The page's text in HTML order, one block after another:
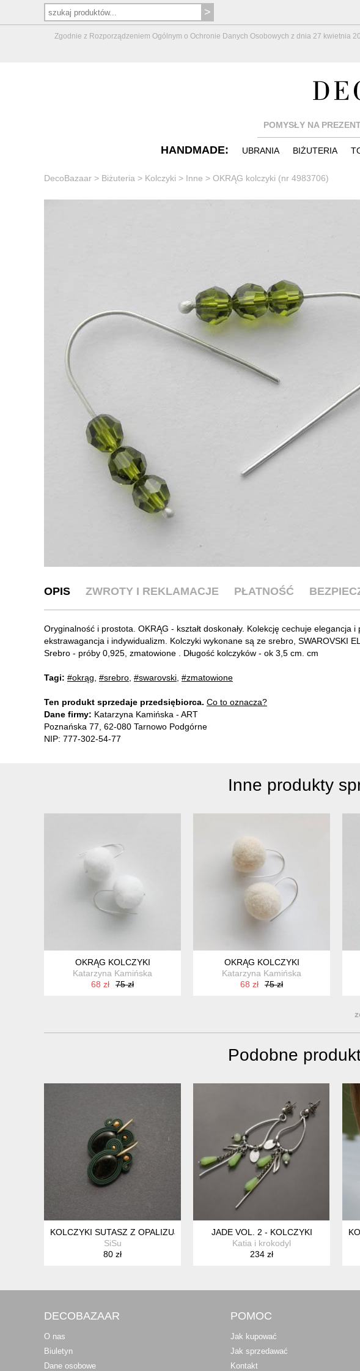
Zgodnie z Rozporządzeniem Ogólnym o Ochronie Danych Osobowych z dnia 27 kwietnia
POMYSŁY NA
HANDMADE: UBRANIA BIŻUTERIA
DecoBazaar > Biżuteria > Kolczyki > Inne > OKRĄG kolczyki (nr 4983706)
OPIS ZWROTY I REKLAMACJE PŁATNOŚĆ
Oryginalność i prostota. OKRĄG - kształt doskonały. Kolekcję cechuje elegancja
ekstrawagancja i indywidualizm. Kolczyki wykonane są ze srebro, SWAROVSKI
Srebro - próby 0,925, zmatowione . Długość kolczyków - ok 3,5 cm. cm
Tagi: #okrąg #srebro #swarovski #zmatowione
Ten produkt sprzedaje przedsiębiorca. Co to oznacza?
Dane firmy: Katarzyna Kamińska - ART
Poznańska 77, 62-080 Tarnowo Podgórne
NIP: 777-302-54-77
Inne produkty
OKRĄG KOLCZYKI
Katarzyna Kamińska
68 zł
75 zł
OKRĄG KOLCZYKI
Katarzyna Kamińska
68 zł
75 zł
Podobne
KOLCZYKI SUTASZ Z OPALIZUJĄCYMI KAMIENIAMI
SiSu
80 zł
JADE VOL. 2 - KOLCZYKI
Katia i krokodyl
234 zł
DECOBAZAAR
O nas
Biuletyn
Dane osobowe
POMOC
Jak kupować
Jak sprzedawać
Kontakt